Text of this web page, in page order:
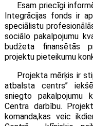
Esam priecīgi
Integrācijas fonds ir
speciālistu
sociālo pakalpojumu
budžeta finansētās
projektu pieteikumu
Projekta mērķis ir
atbalsta centrs’’
sniegto pakalpojumu
Centra darbību.
komanda,kas veic